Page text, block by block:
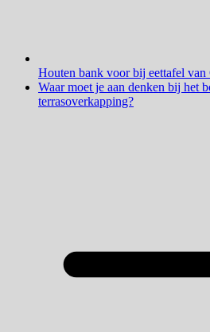
Houten bank voor bij eettafel van
Waar moet je aan denken bij het
terrasoverkapping?